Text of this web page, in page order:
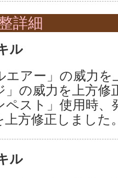
詳細
ル
エアー」の威力
」の威力を上方修
ペスト」使用時
上方修正しました
ル